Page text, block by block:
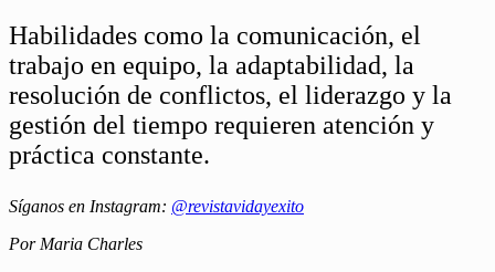
Habilidades como la comunicación, el
trabajo en equipo, la adaptabilidad, la
resolución de conflictos, el liderazgo y la
gestión del tiempo requieren atención y
práctica constante.
Síganos en Instagram: @revistavidayexito
Por Maria Charles